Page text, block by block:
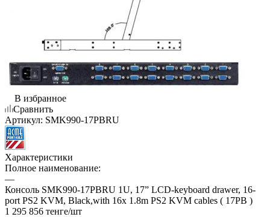
В избранное
Сравнить
Артикул: SMK990-17PBRU
Характеристики
Полное наименование:
—
Консоль SMK990-17PBRU 1U, 17” LCD-keyboard drawer, 16-
port PS2 KVM, Black,with 16x 1.8m PS2 KVM cables ( 17PB )
1 295 856 тенге/шт